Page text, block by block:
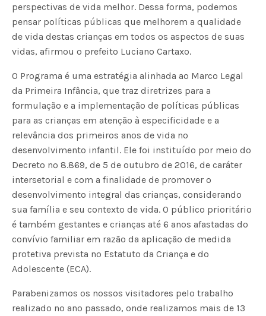
perspectivas de vida melhor. Dessa forma, podemos
pensar políticas públicas que melhorem a qualidade
de vida destas crianças em todos os aspectos de suas
vidas, afirmou o prefeito Luciano Cartaxo.
O Programa é uma estratégia alinhada ao Marco Legal
da Primeira Infância, que traz diretrizes para a
formulação e a implementação de políticas públicas
para as crianças em atenção à especificidade e a
relevância dos primeiros anos de vida no
desenvolvimento infantil. Ele foi instituído por meio do
Decreto nº 8.869, de 5 de outubro de 2016, de caráter
intersetorial e com a finalidade de promover o
desenvolvimento integral das crianças, considerando
sua família e seu contexto de vida. O público prioritário
é também gestantes e crianças até 6 anos afastadas do
convívio familiar em razão da aplicação de medida
protetiva prevista no Estatuto da Criança e do
Adolescente (ECA).
Parabenizamos os nossos visitadores pelo trabalho
realizado no ano passado, onde realizamos mais de 13